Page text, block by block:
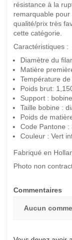
résistance à la
remarquable
qualité/prix très
cette catégorie.
Caractéristiques :
Diamètre du
Matière
Température
Poids brut:
Support :
Taille bobine :
Poids de
Code Pantone :
Couleur : Vert
Fabriqué en
Photo non
Commentaires
Aucun